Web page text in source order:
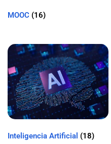
MOOC (16)
Inteligencia Artificial (18)